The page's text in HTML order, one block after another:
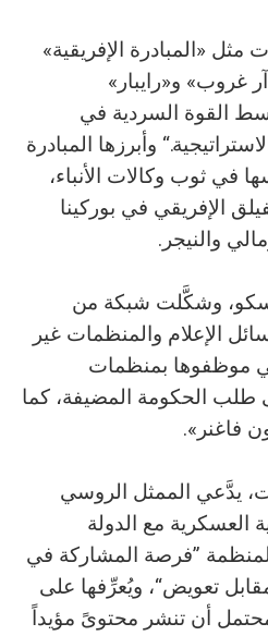
«المبادرة الإفريقية»
غروب» و«رايبار»
القوة السردية في
وأبرزها المبادرة
في ثوب وكالات الأنباء،
الإفريقي في بوركينا
والنيجر.
وشكَّلت شبكة من
الإعلام والمنظمات غير
موظفوها بمنظمات
طلب الحكومة المضيفة، كما
فاغنر».
يدَّعي الممثل الروسي
العسكرية مع الدولة
”فرصة المشاركة في
تعويض“، ويُعرِّفها على
أن تنشر محتوىً مؤيداً